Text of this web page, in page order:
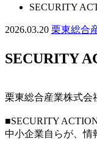
SECURITY
2026.03.20 栗東総合
SECURITY
栗東総合産業株式会
■SECURITY
中小企業自らが、情